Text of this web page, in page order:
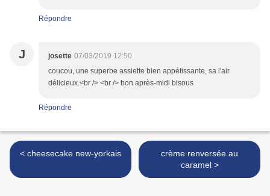
Répondre
J josette 07/03/2019 12:50
coucou, une superbe assiette bien appétissante, sa l'air
délicieux.<br /> <br /> bon après-midi bisous
Répondre
< cheesecake new-yorkais
crème renversée au
caramel >